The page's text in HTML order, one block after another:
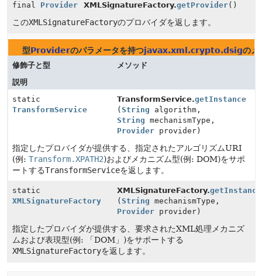
final Provider XMLSignatureFactory.getProvider()
このXMLSignatureFactoryのプロバイダを返します。
型Providerのパラメータを持つjavax.xml.crypto.dsigのメ
修飾子と型
メソッド
説明
static
TransformService
TransformService.getInstance
(String algorithm,
String mechanismType,
Provider provider)
指定したプロバイダが提供する、指定されたアルゴリズムURI
(例: Transform.XPATH2)およびメカニズム型(例: DOM)をサポ
ートするTransformServiceを返します。
static
XMLSignatureFactory
XMLSignatureFactory.getInstance
(String mechanismType,
Provider provider)
指定したプロバイダが提供する、要求されたXML処理メカニズ
ムおよび表現型(例: 「DOM」)をサポートする
XMLSignatureFactoryを返します。